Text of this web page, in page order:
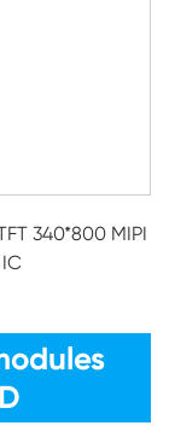
340*800 MIPI